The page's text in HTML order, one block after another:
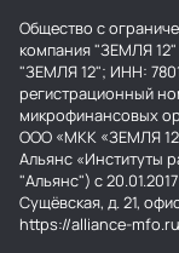
Общество с
компания "ЗЕМЛЯ
"ЗЕМЛЯ 12"; ИНН:
регистрационный
микрофинансовых
ООО «МКК «ЗЕМЛЯ
Альянс «Институты
"Альянс") с
Сущёвская, д. 21,
https://alliance-